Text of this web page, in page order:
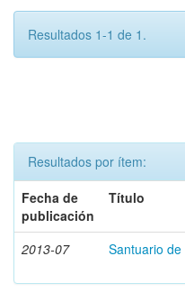
Resultados 1-1 de 1.
Resultados por ítem:
Fecha de
publicación
Título
2013-07 Santuario